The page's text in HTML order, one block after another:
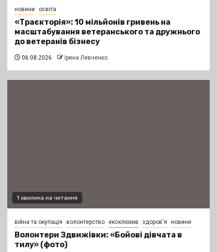
новини освіта
«Траєкторія»: 10 мільйонів гривень на
масштабування ветеранського та дружнього
до ветеранів бізнесу
06.08.2026 Ірина Левченко
1 хвилина на читання
війна та окупація волонтерство ексклюзив здоров'я новини
Волонтери Здвижівки: «Бойові дівчата в
тилу» (фото)